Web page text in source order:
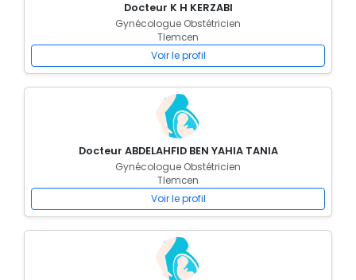
Docteur K H KERZABI
Gynécologue Obstétricien
Tlemcen
Voir le profil
Docteur ABDELAHFID BEN YAHIA TANIA
Gynécologue Obstétricien
Tlemcen
Voir le profil